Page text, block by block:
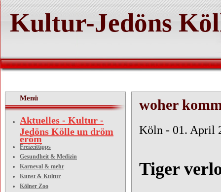
Kultur-Jedöns
Menü
Aktuelles - Kultur -
Jedöns Kölle un dröm
eröm
Freizeittipps
Gesundheit & Medizin
Karneval & mehr
Kunst & Kultur
Kölner Zoo
woher
Köln - 01. April
Tiger